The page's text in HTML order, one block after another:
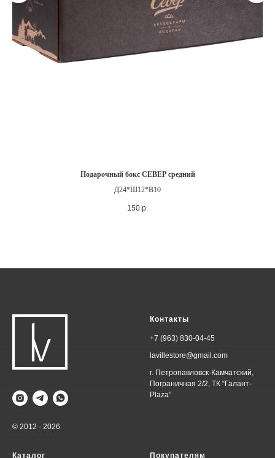
Подарочный бокс СЕВЕР средний
Д24*Ш12*В10
150 р.
© 2012 - 2026
Контакты
+7 (963) 830-04-45
lavillestore@gmail.com
г. Петропавловск-Камчатский,
Пограничная 2/2, ТК “Галант-
Plaza”
Каталог Покупателям